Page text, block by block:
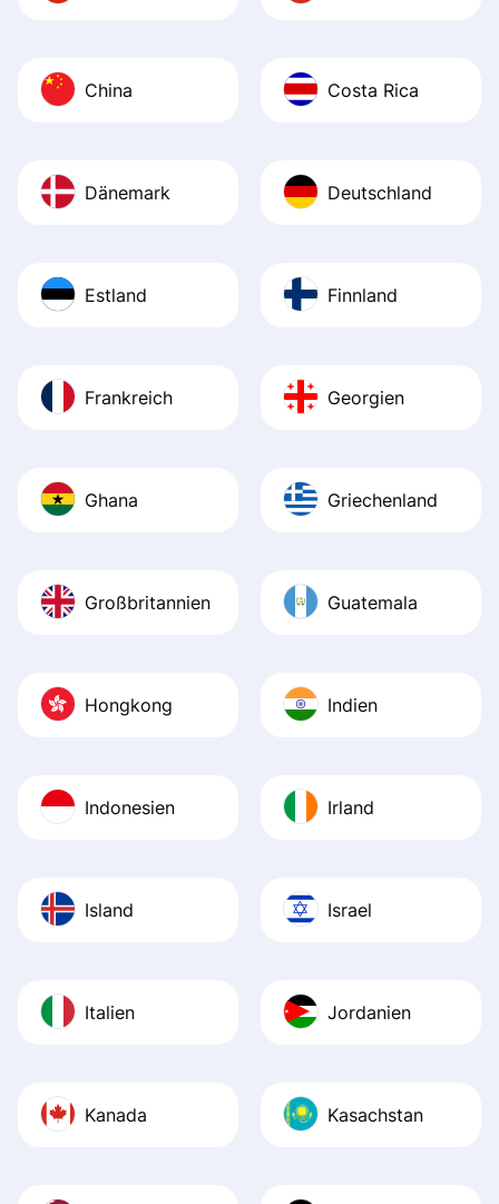
China Costa Rica
Dänemark Deutschland
Estland Finnland
Frankreich Georgien
Ghana Griechenland
Großbritannien Guatemala
Hongkong Indien
Indonesien Irland
Island Israel
Italien Jordanien
Kanada Kasachstan